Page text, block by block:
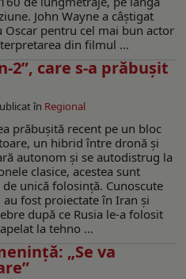
John Wayne a câștigat
pentru cel mai bun actor
din filmul ...
2”, care s-a prăbușit
în Regional
prăbușită recent pe un bloc
un hibrid între dronă și
autonom și se autodistrug la
clasice, acestea sunt
de unică folosință. Cunoscute
au fost proiectate în Iran și
după ce Rusia le-a folosit
la tehno ...
„Se va